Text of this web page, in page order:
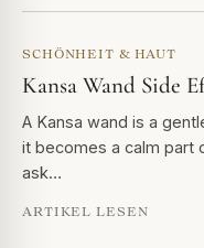
SCHÖNHEIT & HAUT
Kansa Wand Side
A Kansa wand is a
it becomes a calm part
ask…
ARTIKEL LESEN